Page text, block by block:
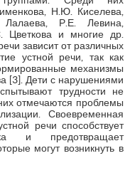
Н.Ю. Киселева,
Р.Е. Левина,
Цветкова и многие др.
зависит от различных
устной речи, так как
механизмы
[3]. Дети с нарушениями
трудности не
отмечаются проблемы
Своевременная
речи способствует
и предотвращает
могут возникнуть в